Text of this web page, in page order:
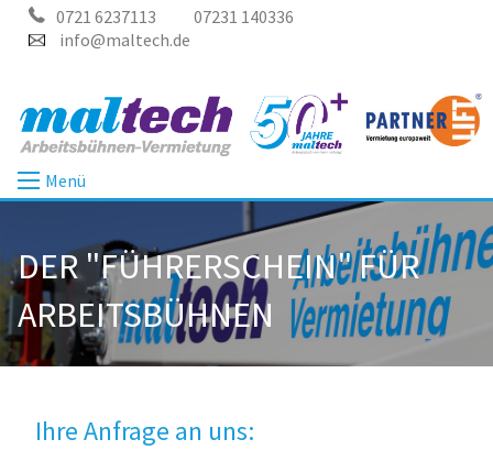
0721 6237113
07231 140336
info@maltech.de
Menü
DER "FÜHRERSCHEIN" FÜR
ARBEITSBÜHNEN
Ihre Anfrage an uns: